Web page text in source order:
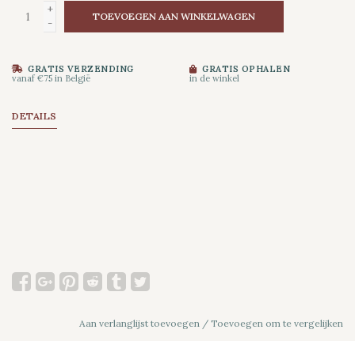
+
-
TOEVOEGEN AAN WINKELWAGEN
GRATIS VERZENDING
vanaf €75 in België
GRATIS OPHALEN
in de winkel
DETAILS
Aan verlanglijst toevoegen / Toevoegen om te vergelijken